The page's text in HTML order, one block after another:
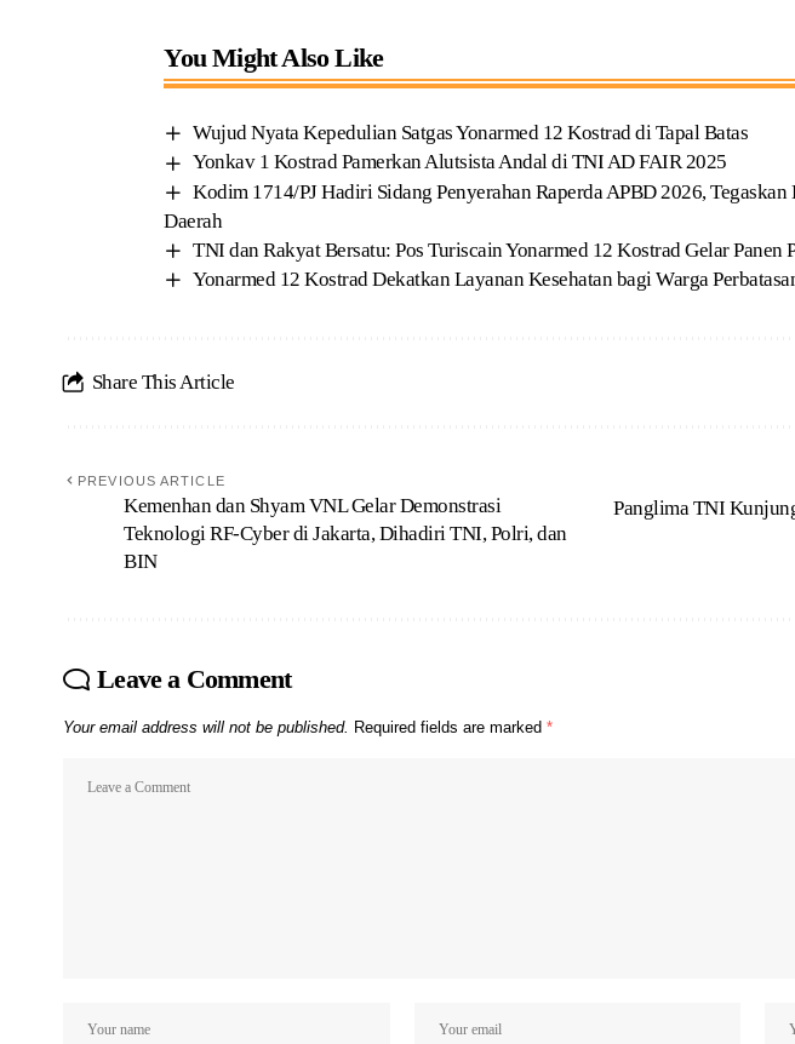
You Might Also Like
Wujud Nyata Kepedulian Satgas Yonarmed 12 Kostrad di Tapal Batas
Yonkav 1 Kostrad Pamerkan Alutsista Andal di TNI AD FAIR 2025
Kodim 1714/PJ Hadiri Sidang Penyerahan Raperda APBD 2026,
Daerah
TNI dan Rakyat Bersatu: Pos Turiscain Yonarmed 12 Kostrad Gelar Panen
Yonarmed 12 Kostrad Dekatkan Layanan Kesehatan bagi Warga
Share This Article
PREVIOUS ARTICLE
Kemenhan dan Shyam VNL Gelar Demonstrasi
Teknologi RF-Cyber di Jakarta, Dihadiri TNI, Polri, dan
BIN
Panglima TNI
Leave a Comment
Your email address will not be published. Required fields are marked *